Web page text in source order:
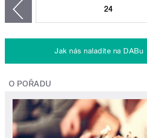
24
Jak nás naladíte na DABu
O POŘADU